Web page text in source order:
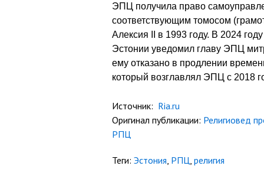
ЭПЦ получила право
соответствующим томосом
Алексия II в 1993 году. В 2024
Эстонии уведомил главу ЭПЦ
ему отказано в продлении
который возглавлял ЭПЦ с 2018
Источник: Ria.ru
Оригинал публикации: Религиовед
РПЦ
Теги: Эстония РПЦ религия